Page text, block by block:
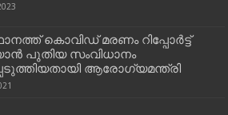
കൊവിഡ് മരണം റിപ്പോർട്ട്
പുതിയ സംവിധാനം
ആരോഗ്യമന്ത്രി